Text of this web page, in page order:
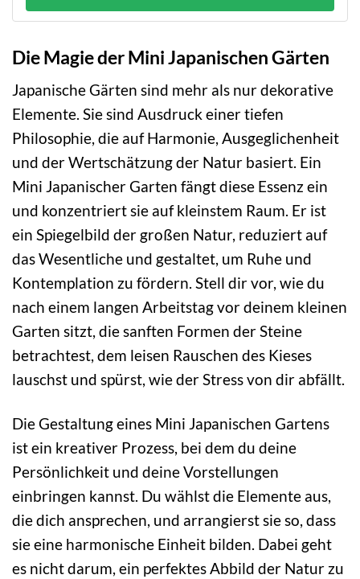
Die Magie der Mini Japanischen Gärten
Japanische Gärten sind mehr als nur dekorative
Elemente. Sie sind Ausdruck einer tiefen
Philosophie, die auf Harmonie, Ausgeglichenheit
und der Wertschätzung der Natur basiert. Ein
Mini Japanischer Garten fängt diese Essenz ein
und konzentriert sie auf kleinstem Raum. Er ist
ein Spiegelbild der großen Natur, reduziert auf
das Wesentliche und gestaltet, um Ruhe und
Kontemplation zu fördern. Stell dir vor, wie du
nach einem langen Arbeitstag vor deinem kleinen
Garten sitzt, die sanften Formen der Steine
betrachtest, dem leisen Rauschen des Kieses
lauschst und spürst, wie der Stress von dir abfällt.
Die Gestaltung eines Mini Japanischen Gartens
ist ein kreativer Prozess, bei dem du deine
Persönlichkeit und deine Vorstellungen
einbringen kannst. Du wählst die Elemente aus,
die dich ansprechen, und arrangierst sie so, dass
sie eine harmonische Einheit bilden. Dabei geht
es nicht darum, ein perfektes Abbild der Natur zu